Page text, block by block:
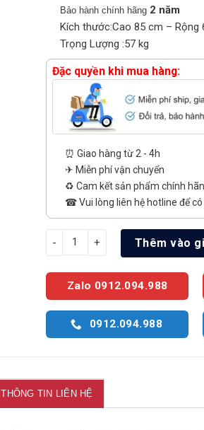
Bảo hành chính hãng 2 năm
Kích thước:Cao 85 cm – Rộng
Trọng Lượng :57 kg
Đặc quyền khi mua hàng:
⏰ Giao hàng từ 2 - 4h
✈ Miễn phí vận chuyển
♻️ Cam kết sản phẩm chính
☎ Vui lòng liên hệ hotline để
Máy Sấy Bơm nhiệt LG 10.5kg
Thêm vào
Zalo 0912.094.988
0912.094.988
THÔNG TIN LIÊN HỆ